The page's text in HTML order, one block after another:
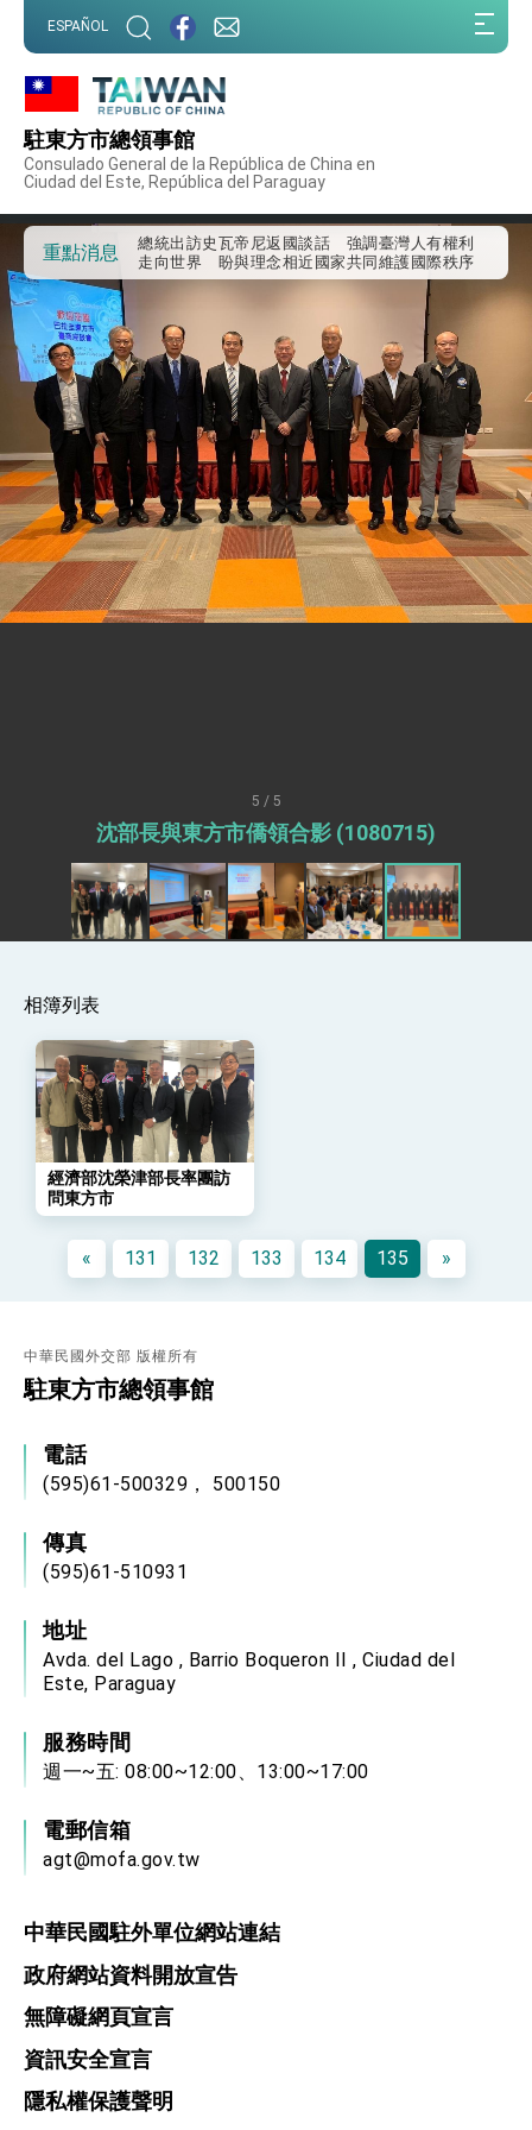
ESPAÑOL
駐東方市總領事館
Consulado General de la República de China en
Ciudad del Este, República del Paraguay
重點消息
我國政府將在美國亞利桑納州設立「駐鳳凰城辦
事處」，進一步深化台美交流合作
第一屆亞太在宅醫療大會開幕 總統盼分享臺灣
經驗為亞太醫療照護發展開創新里程碑
外交部發布WHA文宣影片「台灣醫療點亮世界」
及「台灣智慧醫療與健康產業展」預告短片，向
世界展現台灣守護全球健康的創新能量
總統出訪史瓦帝尼返國談話 強調臺灣人有權利
走向世界 盼與理念相近國家共同維護國際秩序
堅定走向世界 賴總統抵達史瓦帝尼王國進行國是
總統與五院院長新春茶敘 盼化分歧為團結、為
國家邁出合作第一步
總統農曆春節談話
台美貿易協議完成簽署達成6大目標、創5大歷史
性突破 總統強調將以3大面向加速臺灣經濟轉型
升級 籲請立院全力支持並盡速通過
臺美簽署「對等貿易協定」確立對等關稅15%且不
疊加 我輸美2072項產品豁免對等關稅
總統接受「法新社」（AFP）專訪內容
外交部長林佳龍於《外交事務》撰文指出：自由
世界 需要台灣，團結合作方能守護繁榮
外交部長林佳龍出席《台灣光華雜誌》50週年慶
外交部長林佳龍接見美國智庫「德國馬歇爾基金
會」訪問團一行，深化跨大西洋戰略夥伴關係
臺美經貿談判獲階段性成果 卓揆期勉爭取時間完
成「臺美對等貿易協定」簽署
卓揆：臺美關稅談判階段性結果有助臺灣取得有
利戰略地位 全力支持「臺美對等貿易協定」簽署
民調顯示多數國人滿意政府外交表現，高度支持
「總合外交」與台歐美日關係深化
總統以「韌性之島，希望之光」為題發表2026新
年談話
總統主持「守護民主台灣國安行動方案」記者
會 強調以實力守護台海和平 以決心掌握國家
命運
總統發表執政周年談話 盼面對未來挑戰 堅持
團結 迎風轉型 穩健前行
賴總統就職演說影片
總統重要談話
外交部重要言論
5 / 5
沈部長與東方市僑領合影 (1080715)
相簿列表
經濟部沈榮津部長率團訪
問東方市
« 131 132 133 134 135 »
中華民國外交部 版權所有
駐東方市總領事館
電話
(595)61-500329， 500150
傳真
(595)61-510931
地址
Avda. del Lago , Barrio Boqueron II , Ciudad del
Este, Paraguay
服務時間
週一~五: 08:00~12:00、13:00~17:00
電郵信箱
agt@mofa.gov.tw
中華民國駐外單位網站連結
政府網站資料開放宣告
無障礙網頁宣言
資訊安全宣言
隱私權保護聲明